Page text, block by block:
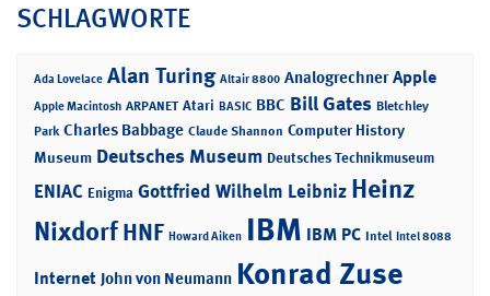
SCHLAGWORTE
Ada Lovelace Alan Turing Altair 8800 Analogrechner Apple
Apple Macintosh ARPANET Atari BASIC BBC Bill Gates Bletchley
Park Charles Babbage Claude Shannon Computer History
Museum Deutsches Museum Deutsches Technikmuseum
ENIAC Enigma Gottfried Wilhelm Leibniz Heinz
NixdorfHNF Howard Aiken IBM IBM PC Intel Intel 8088
Internet John von Neumann Konrad Zuse